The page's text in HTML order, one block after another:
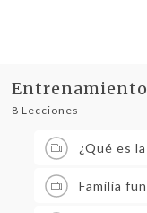
8 Lecciones
¿Qué es
Familia